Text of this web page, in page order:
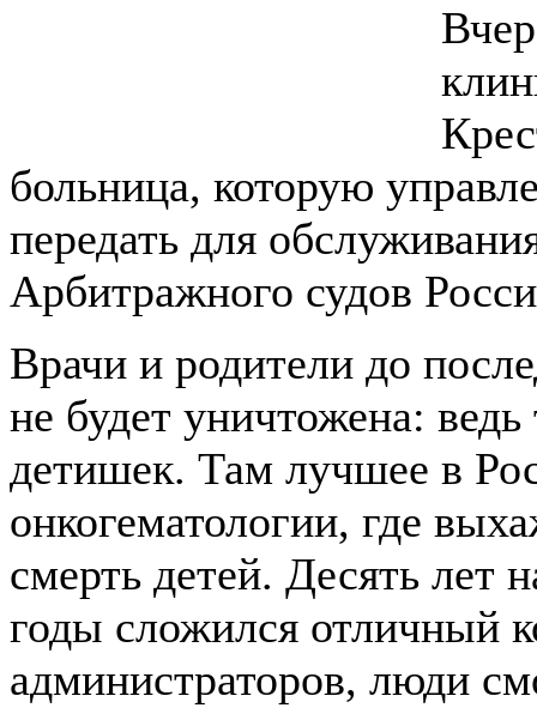
больница, которую
передать для
Арбитражного судов
Врачи и родители до
не будет уничтожена:
детишек. Там лучшее в
онкогематологии, где
смерть детей. Десять лет
годы сложился отличный
администраторов, люди